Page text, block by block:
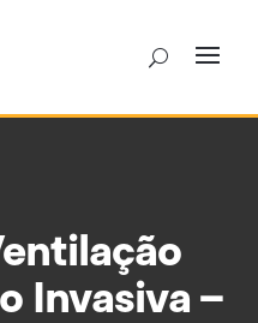
Invasiva –